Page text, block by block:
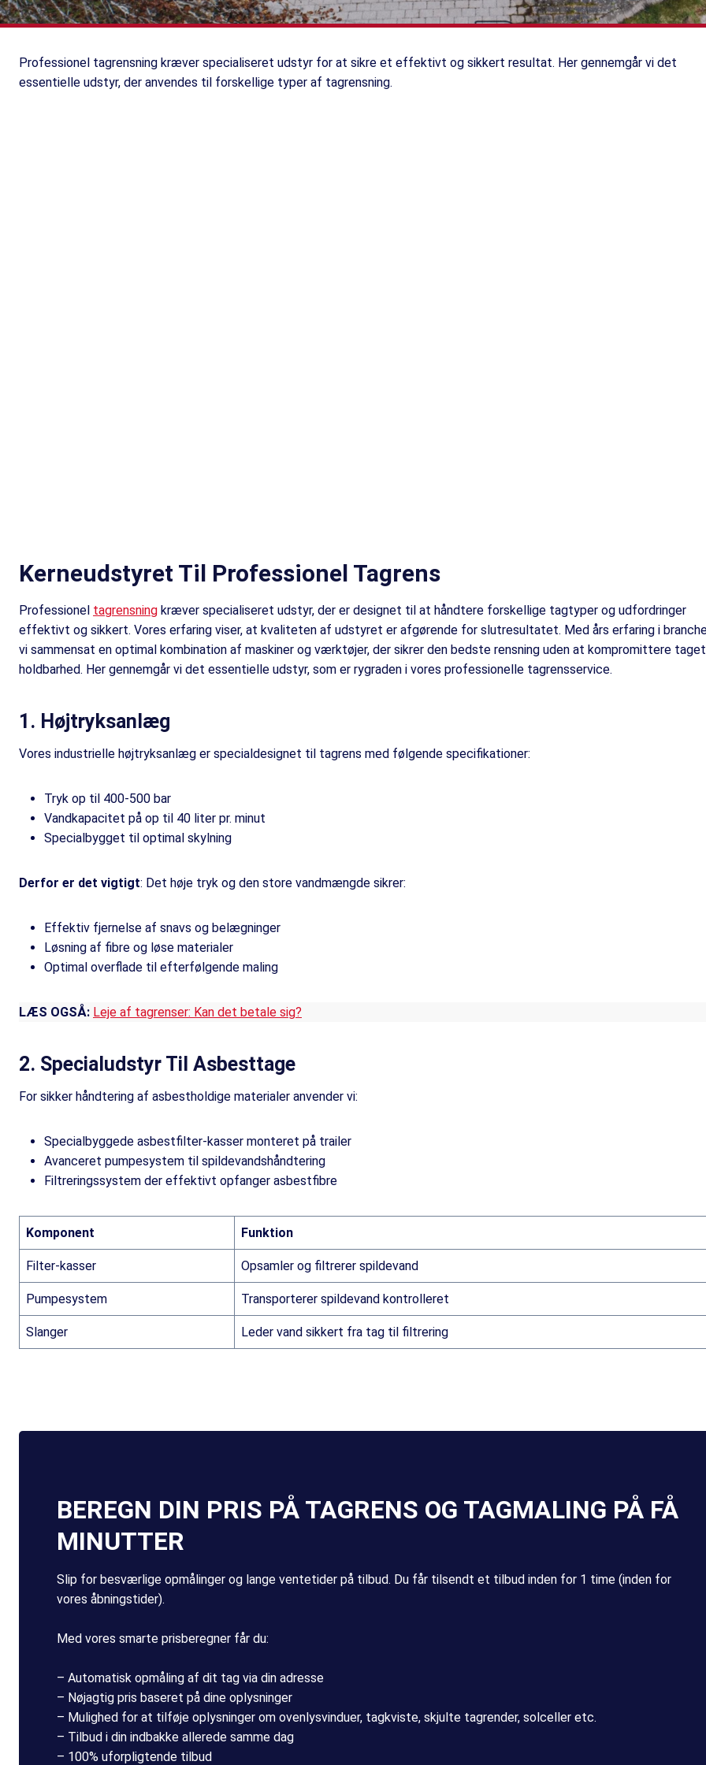
Professionel tagrensning kræver specialiseret udstyr for at sikre et effektivt og sikkert resultat. Her gennemgår vi det
essentielle udstyr, der anvendes til forskellige typer af tagrensning.
Kerneudstyret Til Professionel Tagrens
Professionel tagrensning kræver specialiseret udstyr, der er designet til at håndtere forskellige tagtyper og udfordringer
effektivt og sikkert. Vores erfaring viser, at kvaliteten af udstyret er afgørende for slutresultatet. Med års erfaring i
vi sammensat en optimal kombination af maskiner og værktøjer, der sikrer den bedste rensning uden at kompromittere
holdbarhed. Her gennemgår vi det essentielle udstyr, som er rygraden i vores professionelle tagrensservice.
1. Højtryksanlæg
Vores industrielle højtryksanlæg er specialdesignet til tagrens med følgende specifikationer:
Tryk op til 400-500 bar
Vandkapacitet på op til 40 liter pr. minut
Specialbygget til optimal skylning
Derfor er det vigtigt: Det høje tryk og den store vandmængde sikrer:
Effektiv fjernelse af snavs og belægninger
Løsning af fibre og løse materialer
Optimal overflade til efterfølgende maling
LÆS OGSÅ: Leje af tagrenser: Kan det betale sig?
2. Specialudstyr Til Asbesttage
For sikker håndtering af asbestholdige materialer anvender vi:
Specialbyggede asbestfilter-kasser monteret på trailer
Avanceret pumpesystem til spildevandshåndtering
Filtreringssystem der effektivt opfanger asbestfibre
Komponent Funktion
Filter-kasser Opsamler og filtrerer spildevand
Pumpesystem Transporterer spildevand kontrolleret
Slanger Leder vand sikkert fra tag til filtrering
BEREGN DIN PRIS PÅ TAGRENS OG TAGMALING PÅ FÅ
MINUTTER
Slip for besværlige opmålinger og lange ventetider på tilbud. Du får tilsendt et tilbud inden for 1 time (inden for
vores åbningstider).
Med vores smarte prisberegner får du:
– Automatisk opmåling af dit tag via din adresse
– Nøjagtig pris baseret på dine oplysninger
– Mulighed for at tilføje oplysninger om ovenlysvinduer, tagkviste, skjulte tagrender, solceller etc.
– Tilbud i din indbakke allerede samme dag
– 100% uforpligtende tilbud